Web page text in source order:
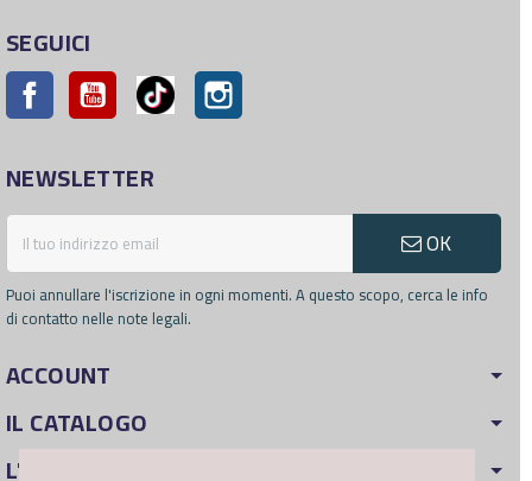
SEGUICI
Facebook YouTube Pinterest
NEWSLETTER
OK
Puoi annullare l'iscrizione in ogni momenti. A questo scopo, cerca le info
di contatto nelle note legali.
ACCOUNT
IL CATALOGO
L'AZIENDA